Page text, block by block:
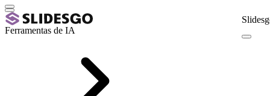
Ferramentas de IA